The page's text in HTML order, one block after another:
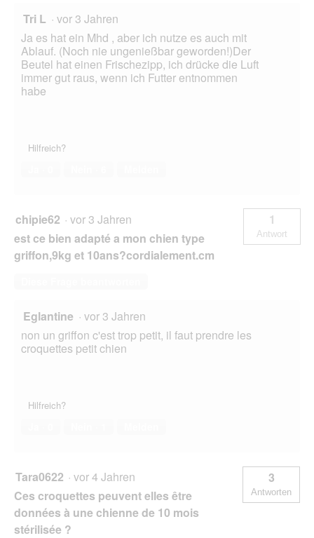
Tri L · vor 3 Jahren
Ja es hat ein Mhd , aber ich nutze es auch mit
Ablauf. (Noch nie ungenießbar geworden!)Der
Beutel hat einen Frischezipp, ich drücke die Luft
immer gut raus, wenn ich Futter entnommen
habe
Hilfreich?
chipie62 · vor 3 Jahren
est ce bien adapté a mon chien type
griffon,9kg et 10ans?cordialement.cm
1
Antwort
Eglantine · vor 3 Jahren
non un griffon c'est trop petit, il faut prendre les
croquettes petit chien
Hilfreich?
Tara0622 · vor 4 Jahren
Ces croquettes peuvent elles être
données à une chienne de 10 mois
stérilisée ?
3
Antworten